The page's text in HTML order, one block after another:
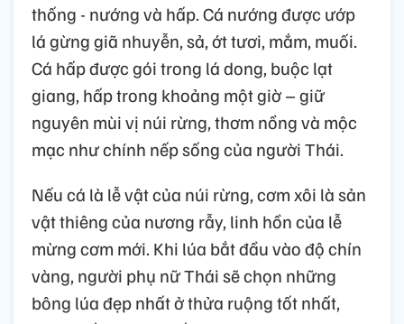
thống - nướng và hấp. Cá nướng được ướp
lá gừng giã nhuyễn, sả, ớt tươi, mắm, muối.
Cá hấp được gói trong lá dong, buộc lạt
giang, hấp trong khoảng một giờ – giữ
nguyên mùi vị núi rừng, thơm nồng và mộc
mạc như chính nếp sống của người Thái.
Nếu cá là lễ vật của núi rừng, cơm xôi là sản
vật thiêng của nương rẫy, linh hồn của lễ
mừng cơm mới. Khi lúa bắt đầu vào độ chín
vàng, người phụ nữ Thái sẽ chọn những
bông lúa đẹp nhất ở thửa ruộng tốt nhất,